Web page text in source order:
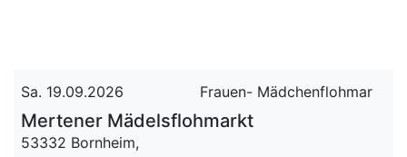
Sa. 19.09.2026 Frauen- Mädchenflohmar
Mertener Mädelsflohmarkt
53332 Bornheim,